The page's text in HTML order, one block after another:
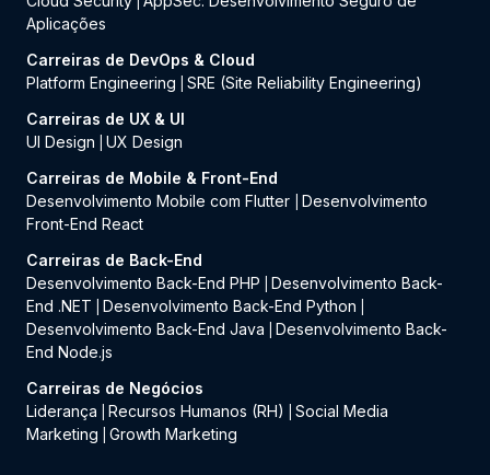
Aplicações
Carreiras de DevOps & Cloud
Platform Engineering
SRE (Site Reliability Engineering)
Carreiras de UX & UI
UI Design
UX Design
Carreiras de Mobile & Front-End
Desenvolvimento Mobile com Flutter
Desenvolvimento
Front-End React
Carreiras de Back-End
Desenvolvimento Back-End PHP
Desenvolvimento Back-
End .NET
Desenvolvimento Back-End Python
Desenvolvimento Back-End Java
Desenvolvimento Back-
End Node.js
Carreiras de Negócios
Liderança
Recursos Humanos (RH)
Social Media
Marketing
Growth Marketing